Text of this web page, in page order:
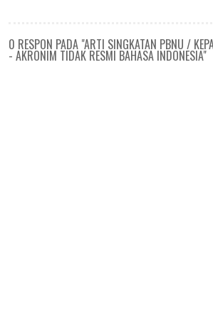
0 RESPON PADA "ARTI SINGKATAN PBNU /
- AKRONIM TIDAK RESMI BAHASA INDONESIA"